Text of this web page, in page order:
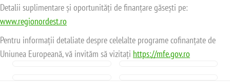
Detalii suplimentare și oportunități de finanțare găsești pe:
www.regionordest.ro
Pentru informații detaliate despre celelalte programe cofinanțate de
Uniunea Europeană, vă invităm să vizitați https://mfe.gov.ro